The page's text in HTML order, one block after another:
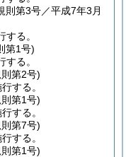
則第3号／平成7年3月
る。
第1号)
る。
則第2号)
する。
則第1号)
する。
則第7号)
する。
則第1号)